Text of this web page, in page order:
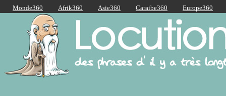
Monde360 Afrik360 Asie360 Caraibe360
Europe360
AmériqueLatine360
Océanie360
Orient360
Locutions Latines